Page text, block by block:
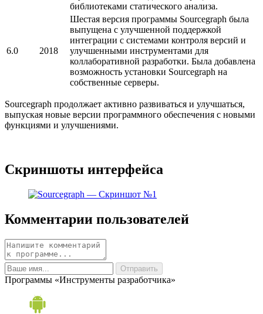
библиотеками статического анализа.
6.0 2018
Шестая версия программы Sourcegraph была
выпущена с улучшенной поддержкой
интеграции с системами контроля версий и
улучшенными инструментами для
коллаборативной разработки. Была добавлена
возможность установки Sourcegraph на
собственные серверы.
Sourcegraph продолжает активно развиваться и улучшаться,
выпуская новые версии программного обеспечения с новыми
функциями и улучшениями.
Скриншоты интерфейса
Комментарии пользователей
Программы «Инструменты разработчика»